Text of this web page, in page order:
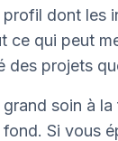
dont les
ce qui peut
des projets
soin à
Si vous